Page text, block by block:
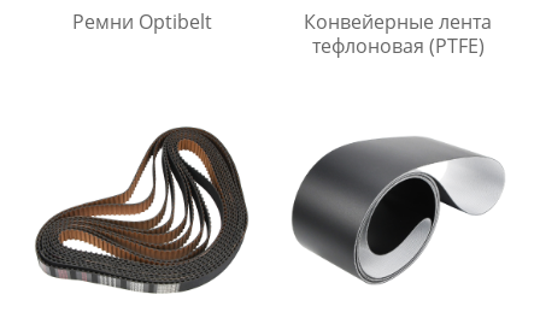
Ремни Optibelt
Конвейерные лента
тефлоновая (PTFE)